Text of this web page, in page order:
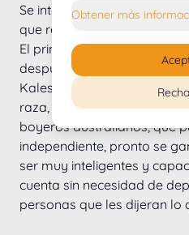
Se intentó otro
que resultaron poco
El primer estándar de la
después de lo cual un
Kaleski, que también
raza, llevó más registros
boyeros australianos, que
independiente, pronto se
ser muy inteligentes y
cuenta sin necesidad de
personas que les dijeran lo
Obtener más